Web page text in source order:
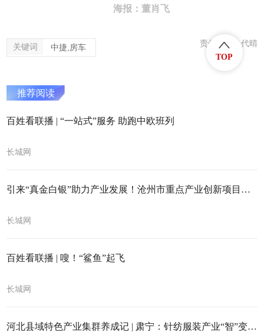
海报：董肖飞
关键词 中捷,房车 责任编辑：代晴
推荐阅读
百姓看联播 | “一站式”服务 助跑中欧班列
长城网
引来“真金白银”助力产业发展！沧州市重点产业创新项目推介会召开
长城网
百姓看联播 | 嗖！“鲨鱼”起飞
长城网
河北县域特色产业集群养成记 | 肃宁：针纺服装产业“智”变升级
TOP